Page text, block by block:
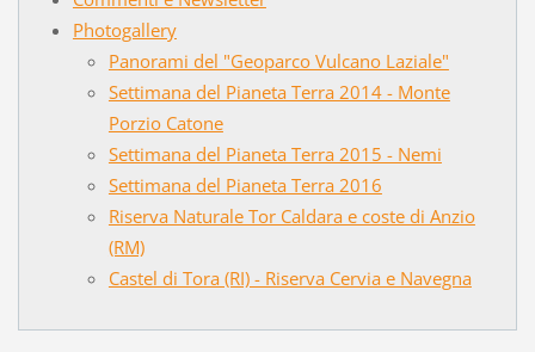
Photogallery
Panorami del "Geoparco Vulcano Laziale"
Settimana del Pianeta Terra 2014 - Monte
Porzio Catone
Settimana del Pianeta Terra 2015 - Nemi
Settimana del Pianeta Terra 2016
Riserva Naturale Tor Caldara e coste di Anzio
(RM)
Castel di Tora (RI) - Riserva Cervia e Navegna